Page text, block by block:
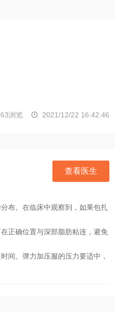
浏览  2021/12/22 16:42:46
查看医生
布。在临床中观察到，如果包扎
正确位置与深部脂肪粘连，避免
间。弹力加压服的压力要适中，